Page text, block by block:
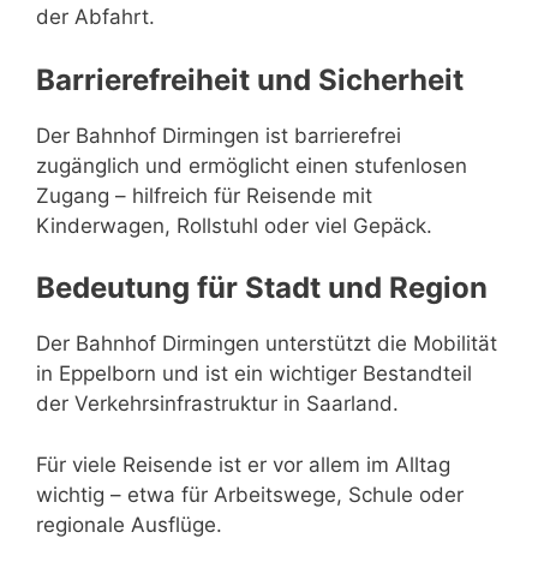
der Abfahrt.
Barrierefreiheit und Sicherheit
Der Bahnhof Dirmingen ist barrierefrei
zugänglich und ermöglicht einen stufenlosen
Zugang – hilfreich für Reisende mit
Kinderwagen, Rollstuhl oder viel Gepäck.
Bedeutung für Stadt und Region
Der Bahnhof Dirmingen unterstützt die Mobilität
in Eppelborn und ist ein wichtiger Bestandteil
der Verkehrsinfrastruktur in Saarland.
Für viele Reisende ist er vor allem im Alltag
wichtig – etwa für Arbeitswege, Schule oder
regionale Ausflüge.